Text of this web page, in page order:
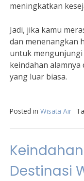
meningkatkan
Jadi, jika kamu
dan menenangkan
untuk mengunjungi
keindahan
yang luar biasa.
Posted in Wisata Air
Destinasi